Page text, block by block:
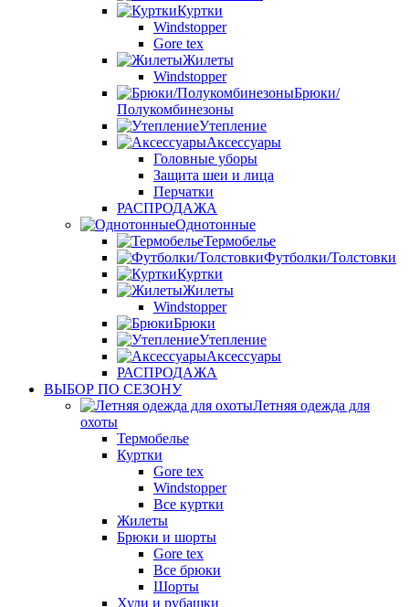
Куртки
Windstopper
Gore tex
Жилеты
Windstopper
Брюки/
Полукомбинезоны
Утепление
Аксессуары
Головные уборы
Защита шеи и лица
Перчатки
РАСПРОДАЖА
Однотонные
Термобелье
Футболки/Толстовки
Куртки
Жилеты
Windstopper
Брюки
Утепление
Аксессуары
РАСПРОДАЖА
ВЫБОР ПО СЕЗОНУ
Летняя одежда для
охоты
Термобелье
Куртки
Gore tex
Windstopper
Все куртки
Жилеты
Брюки и шорты
Gore tex
Все брюки
Шорты
Худи и рубашки